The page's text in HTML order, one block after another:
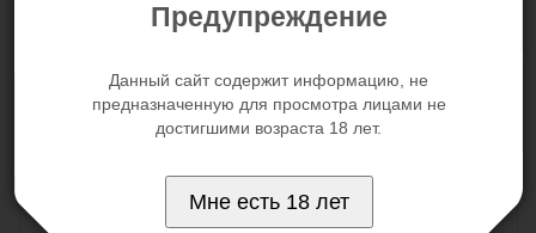
9 500 ₽
4 500 ₽
Предупреждение
Данный сайт содержит информацию, не
предназначенную для просмотра лицами не
достигшими возраста 18 лет.
Мне есть 18 лет